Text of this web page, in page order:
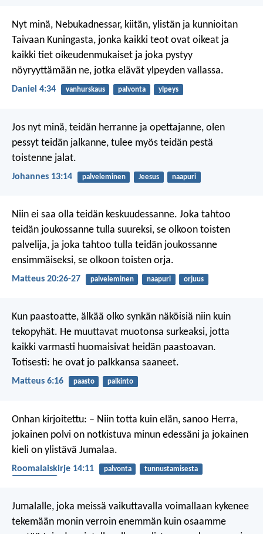
Nyt minä, Nebukadnessar, kiitän, ylistän ja kunnioitan
Taivaan Kuningasta, jonka kaikki teot ovat oikeat ja
kaikki tiet oikeudenmukaiset ja joka pystyy
nöyryyttämään ne, jotka elävät ylpeyden vallassa.
Daniel 4:34 vanhurskaus palvonta ylpeys
Jos nyt minä, teidän herranne ja opettajanne, olen
pessyt teidän jalkanne, tulee myös teidän pestä
toistenne jalat.
Johannes 13:14 palveleminen Jeesus naapuri
Niin ei saa olla teidän keskuudessanne. Joka tahtoo
teidän joukossanne tulla suureksi, se olkoon toisten
palvelija, ja joka tahtoo tulla teidän joukossanne
ensimmäiseksi, se olkoon toisten orja.
Matteus 20:26-27 palveleminen naapuri orjuus
Kun paastoatte, älkää olko synkän näköisiä niin kuin
tekopyhät. He muuttavat muotonsa surkeaksi, jotta
kaikki varmasti huomaisivat heidän paastoavan.
Totisesti: he ovat jo palkkansa saaneet.
Matteus 6:16 paasto palkinto
Onhan kirjoitettu: – Niin totta kuin elän, sanoo Herra,
jokainen polvi on notkistuva minun edessäni ja jokainen
kieli on ylistävä Jumalaa.
Roomalaiskirje 14:11 palvonta
tunnustamisesta
Jumalalle, joka meissä vaikuttavalla voimallaan kykenee
tekemään monin verroin enemmän kuin osaamme